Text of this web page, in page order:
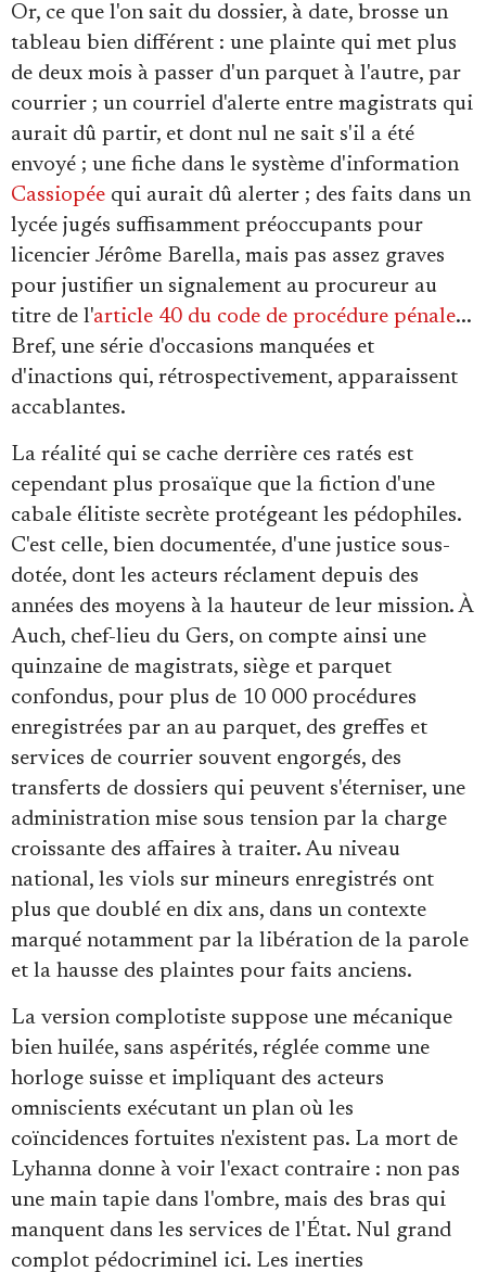
Or, ce que l'on sait du dossier, à date, brosse un
tableau bien différent : une plainte qui met plus
de deux mois à passer d'un parquet à l'autre, par
courrier ; un courriel d'alerte entre magistrats qui
aurait dû partir, et dont nul ne sait s'il a été
envoyé ; une fiche dans le système d'information
Cassiopée qui aurait dû alerter ; des faits dans un
lycée jugés suffisamment préoccupants pour
licencier Jérôme Barella, mais pas assez graves
pour justifier un signalement au procureur au
titre de l'article 40 du code de procédure pénale...
Bref, une série d'occasions manquées et
d'inactions qui, rétrospectivement, apparaissent
accablantes.
La réalité qui se cache derrière ces ratés est
cependant plus prosaïque que la fiction d'une
cabale élitiste secrète protégeant les pédophiles.
C'est celle, bien documentée, d'une justice sous-
dotée, dont les acteurs réclament depuis des
années des moyens à la hauteur de leur mission. À
Auch, chef-lieu du Gers, on compte ainsi une
quinzaine de magistrats, siège et parquet
confondus, pour plus de 10 000 procédures
enregistrées par an au parquet, des greffes et
services de courrier souvent engorgés, des
transferts de dossiers qui peuvent s'éterniser, une
administration mise sous tension par la charge
croissante des affaires à traiter. Au niveau
national, les viols sur mineurs enregistrés ont
plus que doublé en dix ans, dans un contexte
marqué notamment par la libération de la parole
et la hausse des plaintes pour faits anciens.
La version complotiste suppose une mécanique
bien huilée, sans aspérités, réglée comme une
horloge suisse et impliquant des acteurs
omniscients exécutant un plan où les
coïncidences fortuites n'existent pas. La mort de
Lyhanna donne à voir l'exact contraire : non pas
une main tapie dans l'ombre, mais des bras qui
manquent dans les services de l'État. Nul grand
complot pédocriminel ici. Les inerties